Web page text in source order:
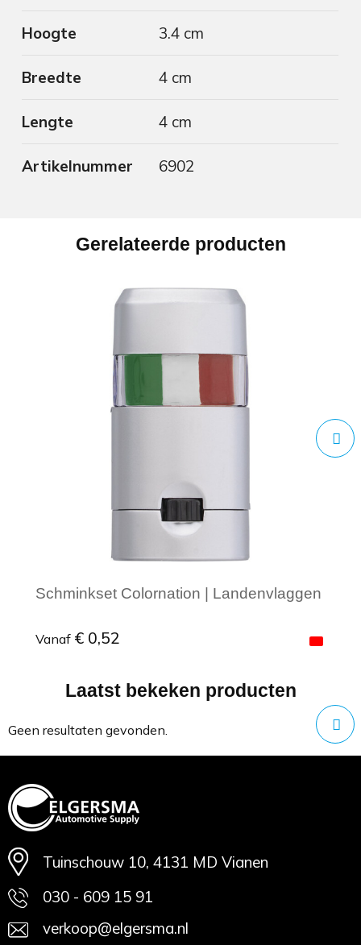
Hoogte 3.4 cm
Breedte 4 cm
Lengte 4 cm
Artikelnummer 6902
Gerelateerde producten
Schminkset Colornation | Landenvlaggen
Vanaf € 0,52
Minimale afname: 1
Laatst bekeken producten
Geen resultaten gevonden.
Tuinschouw 10, 4131 MD Vianen
030 - 609 15 91
verkoop@elgersma.nl